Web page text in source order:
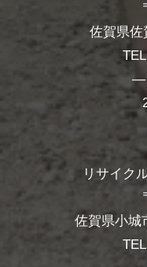
佐賀県佐
―
リサイク
佐賀県小城